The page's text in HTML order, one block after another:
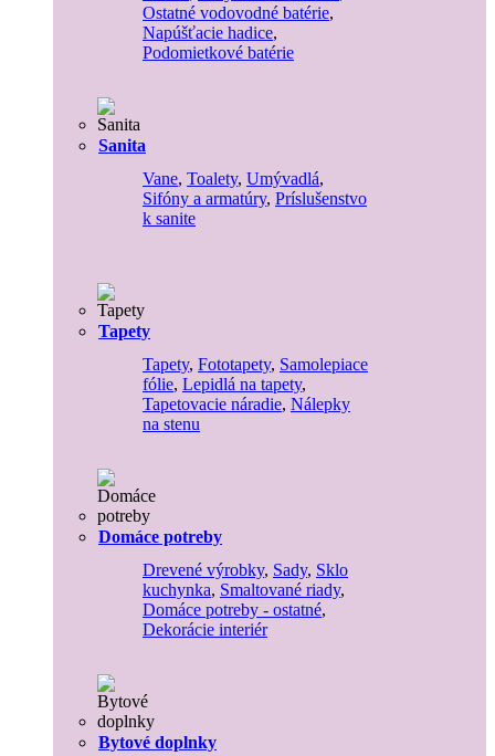
Ostatné vodovodné batérie,
Napúšťacie hadice,
Podomietkové batérie
Sanita
Vane, Toalety, Umývadlá,
Sifóny a armatúry, Príslušenstvo
k sanite
Tapety
Tapety, Fototapety, Samolepiace
fólie, Lepidlá na tapety,
Tapetovacie náradie, Nálepky
na stenu
Domáce potreby
Drevené výrobky, Sady, Sklo
kuchynka, Smaltované riady,
Domáce potreby - ostatné,
Dekorácie interiér
Bytové doplnky